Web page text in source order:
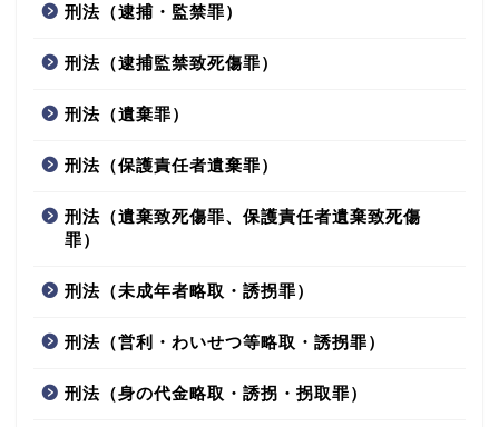
刑法（逮捕・監禁罪）
刑法（逮捕監禁致死傷罪）
刑法（遺棄罪）
刑法（保護責任者遺棄罪）
刑法（遺棄致死傷罪、保護責任者遺棄致死傷
罪）
刑法（未成年者略取・誘拐罪）
刑法（営利・わいせつ等略取・誘拐罪）
刑法（身の代金略取・誘拐・拐取罪）